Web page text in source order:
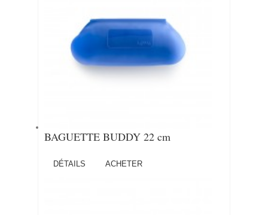
BAGUETTE BUDDY 22 cm
DÉTAILS ACHETER